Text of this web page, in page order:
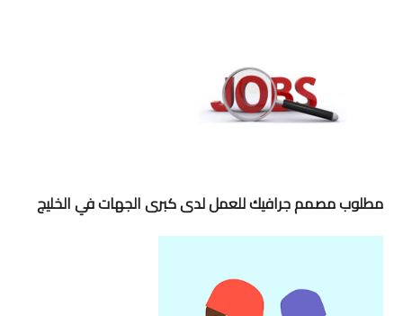
مطلوب مصمم جرافيك للعمل لدى كبرى الجهات في الخليج